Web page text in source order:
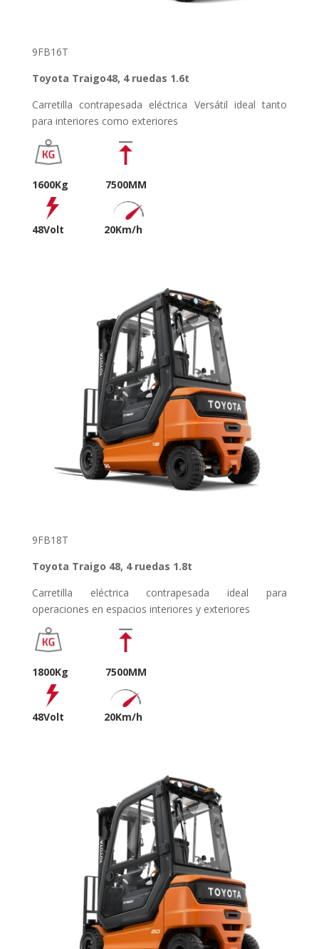
9FB16T
Toyota Traigo48, 4 ruedas 1.6t
Carretilla contrapesada eléctrica Versátil ideal tanto
para interiores como exteriores
1600Kg 7500MM
48Volt 20Km/h
9FB18T
Toyota Traigo 48, 4 ruedas 1.8t
Carretilla eléctrica contrapesada ideal para
operaciones en espacios interiores y exteriores
1800Kg 7500MM
48Volt 20Km/h